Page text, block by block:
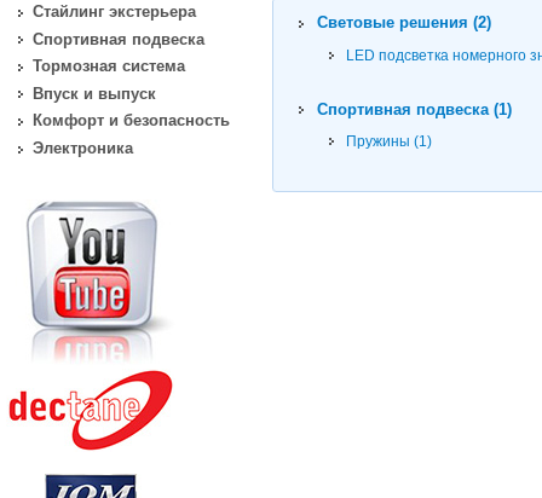
Световые решения (2)
LED подсветка номерного
Спортивная подвеска (1)
Пружины (1)
Стайлинг экстерьера
Спортивная подвеска
Тормозная система
Впуск и выпуск
Комфорт и безопасность
Электроника